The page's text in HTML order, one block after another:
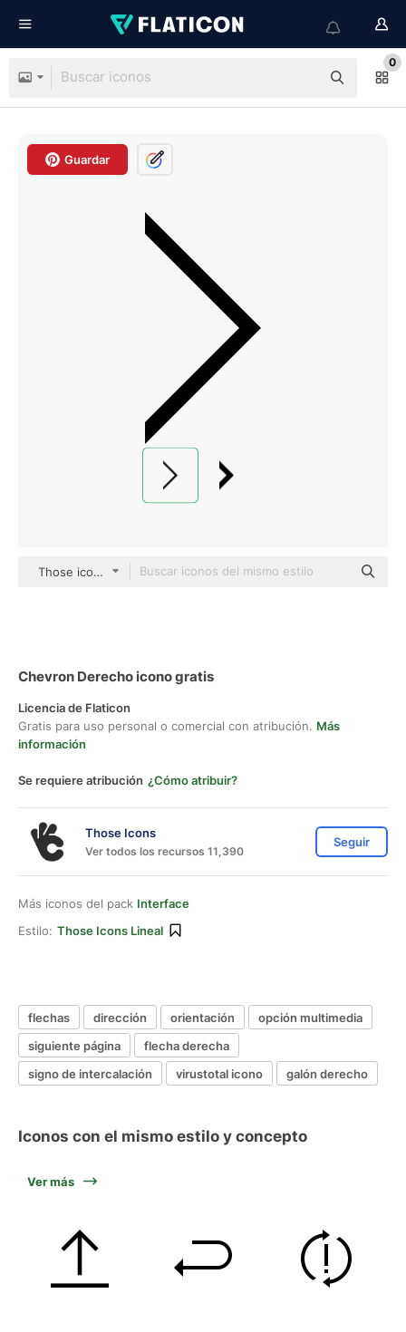
0
Guardar
Those icons Lineal
Chevron Derecho icono gratis
Licencia de Flaticon
Gratis para uso personal o comercial con atribución. Más
información
Se requiere atribución ¿Cómo atribuir?
Those Icons
Ver todos los recursos 11,390
Seguir
Más iconos del pack Interface
Estilo: Those Icons Lineal
flechas dirección orientación
opción multimedia
siguiente página
flecha derecha
signo de intercalación
virustotal icono galón derecho
Iconos con el mismo estilo y concepto
Ver más